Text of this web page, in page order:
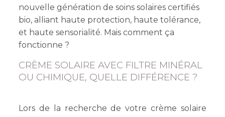
nouvelle génération de soins solaires certifiés
bio, alliant haute protection, haute tolérance,
et haute sensorialité. Mais comment ça
fonctionne ?
CRÈME SOLAIRE AVEC FILTRE MINÉRAL
OU CHIMIQUE, QUELLE DIFFÉRENCE ?
Lors de la recherche de votre crème solaire